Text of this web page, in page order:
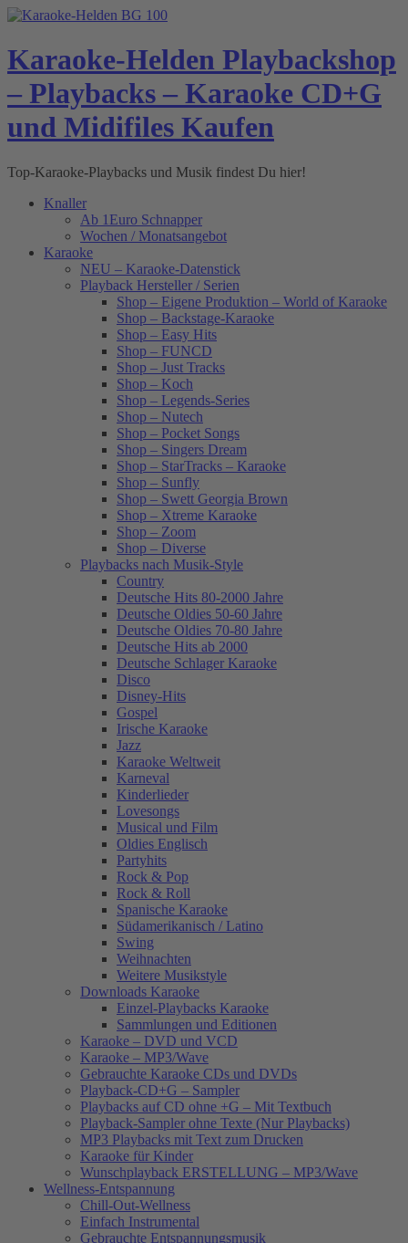
Skip
content
Karaoke-Helden Playbackshop
– Playbacks – Karaoke CD+G
und Midifiles Kaufen
Top-Karaoke-Playbacks und Musik findest Du hier!
Knaller
Ab 1Euro Schnapper
Wochen / Monatsangebot
Karaoke
NEU – Karaoke-Datenstick
Playback Hersteller / Serien
Shop – Eigene Produktion – World of Karaoke
Shop – Backstage-Karaoke
Shop – Easy Hits
Shop – FUNCD
Shop – Just Tracks
Shop – Koch
Shop – Legends-Series
Shop – Nutech
Shop – Pocket Songs
Shop – Singers Dream
Shop – StarTracks – Karaoke
Shop – Sunfly
Shop – Swett Georgia Brown
Shop – Xtreme Karaoke
Shop – Zoom
Shop – Diverse
Playbacks nach Musik-Style
Country
Deutsche Hits 80-2000 Jahre
Deutsche Oldies 50-60 Jahre
Deutsche Oldies 70-80 Jahre
Deutsche Hits ab 2000
Deutsche Schlager Karaoke
Disco
Disney-Hits
Gospel
Irische Karaoke
Jazz
Karaoke Weltweit
Karneval
Kinderlieder
Lovesongs
Musical und Film
Oldies Englisch
Partyhits
Rock & Pop
Rock & Roll
Spanische Karaoke
Südamerikanisch / Latino
Swing
Weihnachten
Weitere Musikstyle
Downloads Karaoke
Einzel-Playbacks Karaoke
Sammlungen und Editionen
Karaoke – DVD und VCD
Karaoke – MP3/Wave
Gebrauchte Karaoke CDs und DVDs
Playback-CD+G – Sampler
Playbacks auf CD ohne +G – Mit Textbuch
Playback-Sampler ohne Texte (Nur Playbacks)
MP3 Playbacks mit Text zum Drucken
Karaoke für Kinder
Wunschplayback ERSTELLUNG – MP3/Wave
Wellness-Entspannung
Chill-Out-Wellness
Einfach Instrumental
Gebrauchte Entspannungsmusik